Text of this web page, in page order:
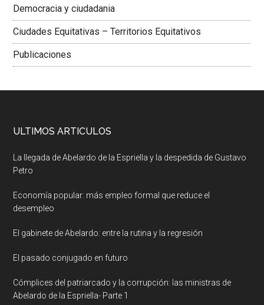
Democracia y ciudadania
Ciudades Equitativas – Territorios Equitativos
Publicaciones
ULTIMOS ARTICULOS
La llegada de Abelardo de la Espriella y la despedida de Gustavo
Petro
Economía popular: más empleo formal que reduce el
desempleo
El gabinete de Abelardo: entre la rutina y la regresión
El pasado conjugado en futuro
Cómplices del patriarcado y la corrupción: las ministras de
Abelardo de la Espriella- Parte 1